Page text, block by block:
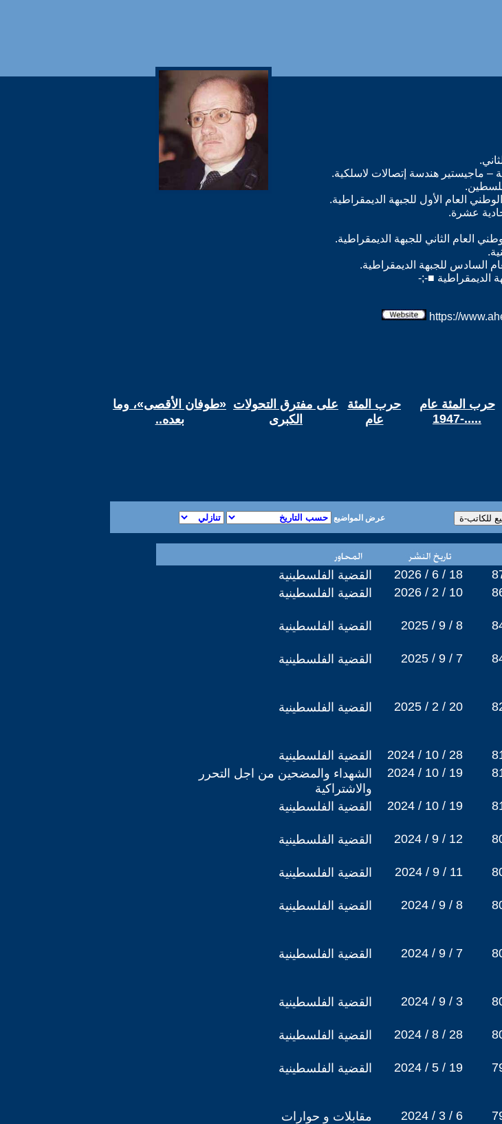
الديمقراطية ■-;-
‏«طوفان الأقصى»، وما
بعده..‏
على مفترق التحولات
الكبرى
حرب المئة
عام
حرب المئة عام
1947-.....
عرض المواضيع
القضية الفلسطينية 2026 / 6 / 18
القضية الفلسطينية
2026 / 2 / 10
القضية الفلسطينية 2025 / 9 / 8
القضية الفلسطينية 2025 / 9 / 7
القضية الفلسطينية 2025 / 2 / 20
القضية الفلسطينية 2024 / 10 / 28
الشهداء والمضحين من اجل التحرر
والاشتراكية
2024 / 10 / 19
القضية الفلسطينية 2024 / 10 / 19
القضية الفلسطينية 2024 / 9 / 12
القضية الفلسطينية 2024 / 9 / 11
القضية الفلسطينية 2024 / 9 / 8
القضية الفلسطينية 2024 / 9 / 7
القضية الفلسطينية 2024 / 9 / 3
القضية الفلسطينية 2024 / 8 / 28
القضية الفلسطينية 2024 / 5 / 19
مقابلات و حوارات 2024 / 3 / 6